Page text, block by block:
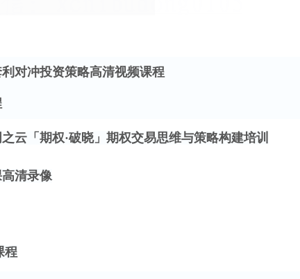
对冲投资策略高清视频课程
云「期权·破晓」期权交易思维与策略构建培训
清录像
程